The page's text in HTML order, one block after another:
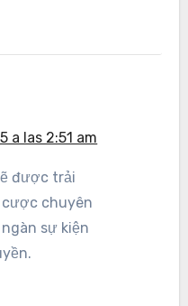
a las 2:51 am
được trải
chuyên
sự kiện